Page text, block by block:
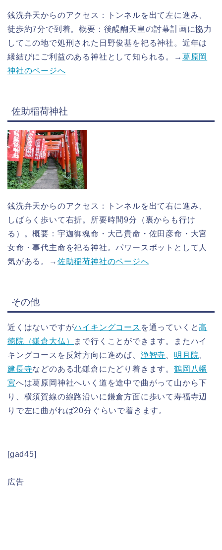
銭洗弁天からのアクセス：トンネルを出て左に進み、
徒歩約7分で到着。概要：後醍醐天皇の討幕計画に協力
してこの地で処刑された日野俊基を祀る神社。近年は
縁結びにご利益のある神社として知られる。→ 葛原岡
神社のページへ
佐助稲荷神社
銭洗弁天からのアクセス：トンネルを出て右に進み、
しばらく歩いて右折。所要時間9分（裏からも行け
る）。概要：宇迦御魂命・大己貴命・佐田彦命・大宮
女命・事代主命を祀る神社。パワースポットとして人
気がある。→ 佐助稲荷神社のページへ
その他
近くはないですがハイキングコース を通っていくと 高
徳院（鎌倉大仏）
まで行くことができます。またハイ
キングコースを反対方向に進めば、 浄智寺、 明月院、
建長寺などのある北鎌倉にたどり着きます。鶴岡八幡
宮へは葛原岡神社へいく道を途中で曲がって山から下
り、横須賀線の線路沿いに鎌倉方面に歩いて寿福寺辺
りで左に曲がれば20分ぐらいで着きます。
[gad45]
広告